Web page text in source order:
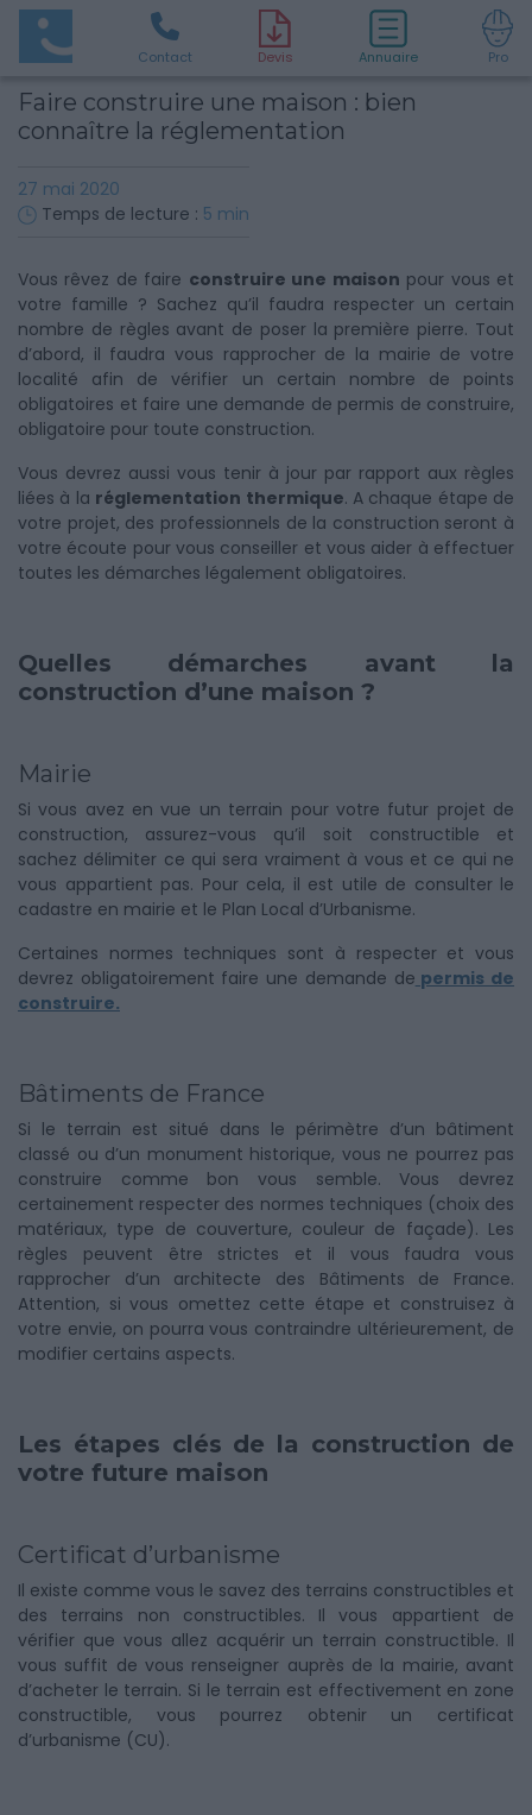
Contact Devis Annuaire Pro
Faire construire une maison : bien
connaître la réglementation
27 mai 2020
Temps de lecture : 5 min
Vous rêvez de faire construire une maison pour vous et
votre famille ? Sachez qu’il faudra respecter un certain
nombre de règles avant de poser la première pierre. Tout
d’abord, il faudra vous rapprocher de la mairie de votre
localité afin de vérifier un certain nombre de points
obligatoires et faire une demande de permis de construire,
obligatoire pour toute construction.
Vous devrez aussi vous tenir à jour par rapport aux règles
liées à la réglementation thermique. A chaque étape de
votre projet, des professionnels de la construction seront à
votre écoute pour vous conseiller et vous aider à effectuer
toutes les démarches légalement obligatoires.
Quelles démarches avant la
construction d’une maison ?
Mairie
Si vous avez en vue un terrain pour votre futur projet de
construction, assurez-vous qu’il soit constructible et
sachez délimiter ce qui sera vraiment à vous et ce qui ne
vous appartient pas. Pour cela, il est utile de consulter le
cadastre en mairie et le Plan Local d’Urbanisme.
Certaines normes techniques sont à respecter et vous
devrez obligatoirement faire une demande de permis de
construire.
Bâtiments de France
Si le terrain est situé dans le périmètre d’un bâtiment
classé ou d’un monument historique, vous ne pourrez pas
construire comme bon vous semble. Vous devrez
certainement respecter des normes techniques (choix des
matériaux, type de couverture, couleur de façade). Les
règles peuvent être strictes et il vous faudra vous
rapprocher d’un architecte des Bâtiments de France.
Attention, si vous omettez cette étape et construisez à
votre envie, on pourra vous contraindre ultérieurement, de
modifier certains aspects.
Les étapes clés de la construction de
votre future maison
Certificat d’urbanisme
Il existe comme vous le savez des terrains constructibles et
des terrains non constructibles. Il vous appartient de
vérifier que vous allez acquérir un terrain constructible. Il
vous suffit de vous renseigner auprès de la mairie, avant
d’acheter le terrain. Si le terrain est effectivement en zone
constructible, vous pourrez obtenir un certificat
d’urbanisme (CU).